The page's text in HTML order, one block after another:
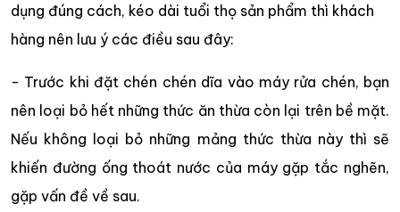
dụng đúng cách, kéo dài tuổi thọ sản phẩm thì khách
hàng nên lưu ý các điều sau đây:
- Trước khi đặt chén chén dĩa vào máy rửa chén, bạn
nên loại bỏ hết những thức ăn thừa còn lại trên bề mặt.
Nếu không loại bỏ những mảng thức thừa này thì sẽ
khiến đường ống thoát nước của máy gặp tắc nghẽn,
gặp vấn đề về sau.